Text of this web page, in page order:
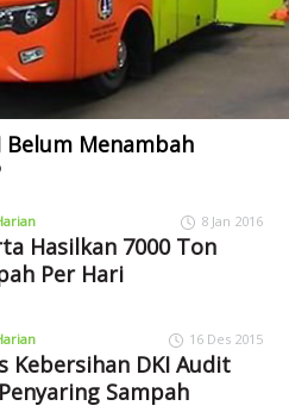
Belum Menambah
8 Jan 2016
Hasilkan 7000 Ton
Per Hari
16 Des 2015
Kebersihan DKI Audit
Sampah